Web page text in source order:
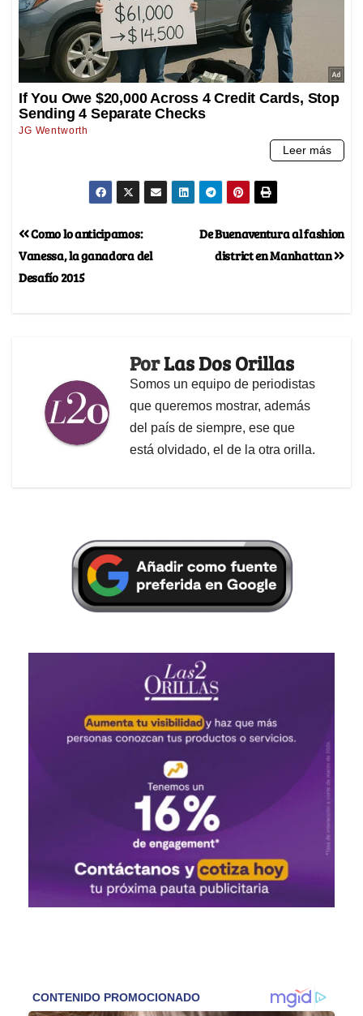
De Buenaventura al fashion
district en Manhattan
Como lo anticipamos:
Vanessa, la ganadora del
Desafío 2015
PorLas Dos Orillas
Somos un equipo de periodistas
que queremos mostrar, además
del país de siempre, ese que
está olvidado, el de la otra orilla.